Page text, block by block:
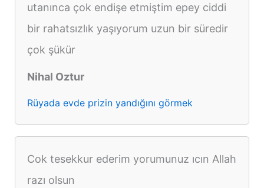
utanınca çok endişe etmiştim epey ciddi
bir rahatsızlık yaşıyorum uzun bir süredir
çok şükür
Nihal Oztur
Rüyada evde prizin yandığını görmek
Cok tesekkur ederim yorumunuz ıcın Allah
razı olsun